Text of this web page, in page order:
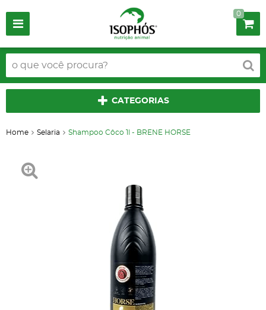
0
CATEGORIAS
Home Selaria Shampoo Côco 1l - BRENE HORSE